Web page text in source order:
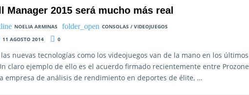
Manager 2015 será mucho más real
NOELIA ARMINAS
CONSOLAS / VIDEOJUEGOS
11 AGOSTO 2014
0
nuevas tecnologías como los videojuegos van de la mano en los últimos
claro ejemplo de ello es el acuerdo firmado recientemente entre Prozone
empresa de análisis de rendimiento en deportes de élite, …